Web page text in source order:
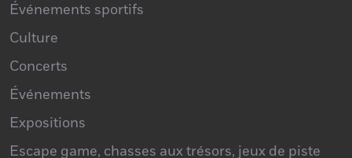
Balades
Événements sportifs
Culture
Concerts
Événements
Expositions